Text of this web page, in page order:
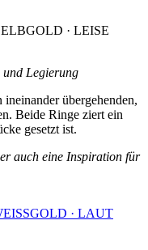
· LEISE
und Legierung
übergehenden,
Beide Ringe ziert ein
gesetzt ist.
auch eine Inspiration für
· LAUT